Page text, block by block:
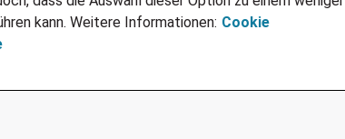
kann. Weitere Informationen: Cookie